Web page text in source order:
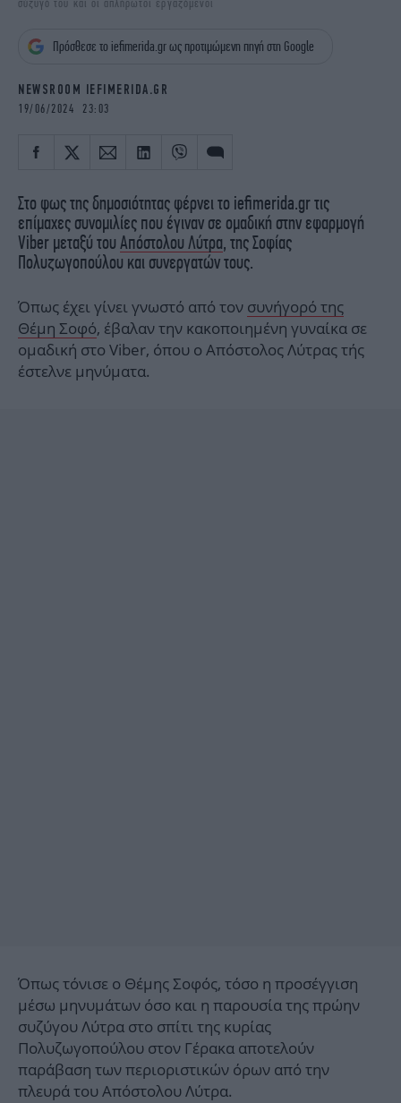
iBOOKS
OSCARS
NEWSLETTER
σύζυγό του και οι απλήρωτοι εργαζόμενοι
Πρόσθεσε το iefimerida.gr ως προτιμώμενη πηγή στη Google
NEWSROOM IEFIMERIDA.GR
19/06/2024 23:03
Στο φως της δημοσιότητας φέρνει το iefimerida.gr τις
επίμαχες συνομιλίες που έγιναν σε ομαδική στην εφαρμογή
Viber μεταξύ του Απόστολου Λύτρα, της Σοφίας
Πολυζωγοπούλου και συνεργατών τους.
Όπως έχει γίνει γνωστό από τον συνήγορό της
Θέμη Σοφό, έβαλαν την κακοποιημένη γυναίκα σε
ομαδική στο Viber, όπου ο Απόστολος Λύτρας τής
έστελνε μηνύματα.
Όπως τόνισε ο Θέμης Σοφός, τόσο η προσέγγιση
μέσω μηνυμάτων όσο και η παρουσία της πρώην
συζύγου Λύτρα στο σπίτι της κυρίας
Πολυζωγοπούλου στον Γέρακα αποτελούν
παράβαση των περιοριστικών όρων από την
πλευρά του Απόστολου Λύτρα.